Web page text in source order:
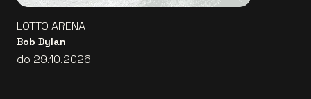
LOTTO ARENA
Bob Dylan
do 29.10.2026